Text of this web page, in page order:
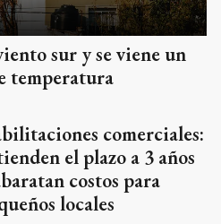
sur y se viene un
temperatura
comerciales:
el plazo a 3 años
costos para
locales